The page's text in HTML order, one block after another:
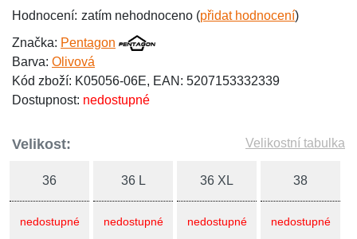
Hodnocení: zatím nehodnoceno (přidat hodnocení)
Značka: Pentagon
Barva: Olivová
Kód zboží: K05056-06E, EAN: 5207153332339
Dostupnost: nedostupné
Velikost: Velikostní tabulka
36
nedostupné
36 L
nedostupné
36 XL
nedostupné
38
nedostupné